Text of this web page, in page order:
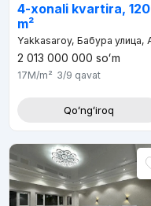
4-xonali kvartira, 120
m²
2 013 000 000 soʻm
17M/m² 3/9 qavat
Qoʻngʻiroq